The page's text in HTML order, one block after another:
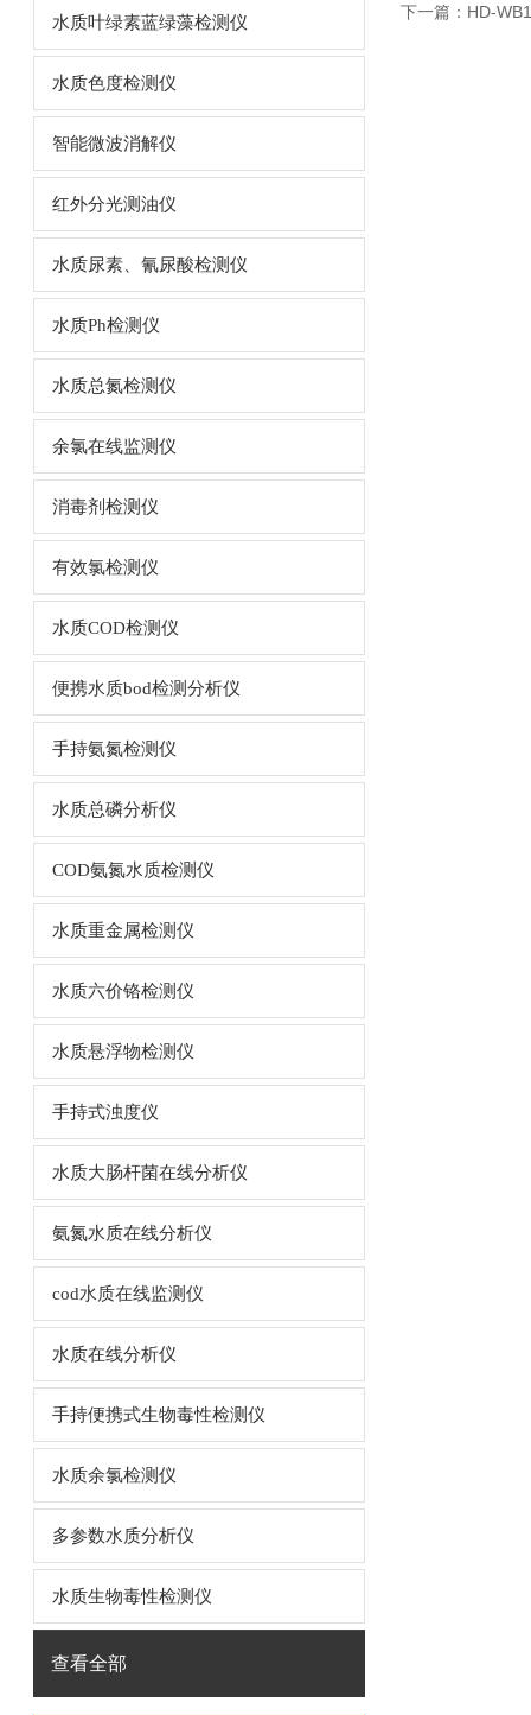
水质叶绿素蓝绿藻检测仪
水质色度检测仪
智能微波消解仪
红外分光测油仪
水质尿素、氰尿酸检测仪
水质Ph检测仪
水质总氮检测仪
余氯在线监测仪
消毒剂检测仪
有效氯检测仪
水质COD检测仪
便携水质bod检测分析仪
手持氨氮检测仪
水质总磷分析仪
COD氨氮水质检测仪
水质重金属检测仪
水质六价铬检测仪
水质悬浮物检测仪
手持式浊度仪
水质大肠杆菌在线分析仪
氨氮水质在线分析仪
cod水质在线监测仪
水质在线分析仪
手持便携式生物毒性检测仪
水质余氯检测仪
多参数水质分析仪
水质生物毒性检测仪
查看全部
下一篇： HD-